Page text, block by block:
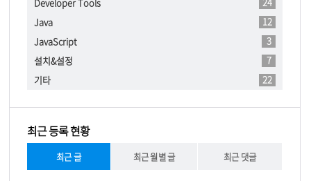
Java
12
JavaScript
3
설치&설정
7
기타
22
최근 등록 현황
최근 글 최근 월별 글 최근 댓글